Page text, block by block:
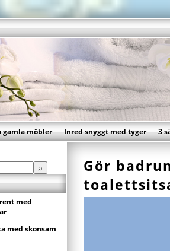
gamla möbler Inred snyggt med tyger
3
Gör
med
med skonsam